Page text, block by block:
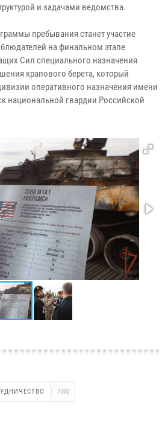
и задачами ведомства.
пребывания станет участие
на финальном этапе
Сил специального назначения
крапового берета, который
оперативного назначения имени
национальной гвардии Российской
7590